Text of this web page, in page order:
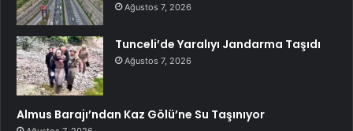
Ağustos 7, 2026
Tunceli’de Yaralıyı Jandarma Taşıdı
Ağustos 7, 2026
Almus Barajı’ndan Kaz Gölü’ne Su Taşınıyor